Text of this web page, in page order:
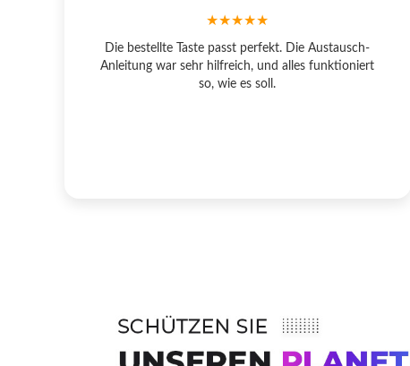
★★★★★
Die bestellte Taste passt perfekt. Die Austausch-
Anleitung war sehr hilfreich, und alles funktioniert
so, wie es soll.